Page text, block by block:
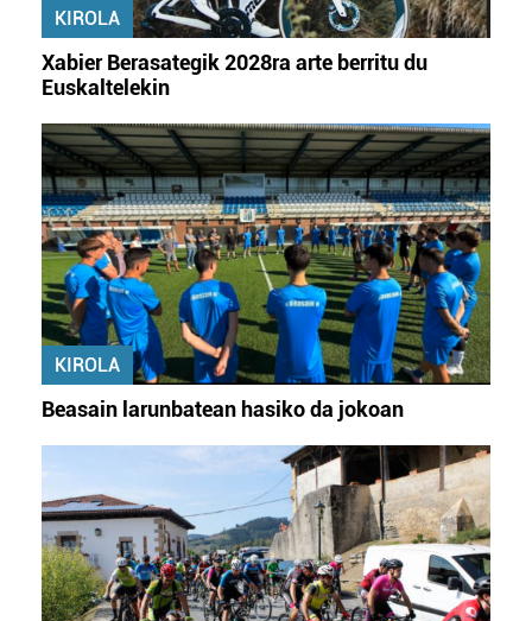
irakurri
KIROLA
Xabier Berasategik 2028ra arte berritu du
Euskaltelekin
KIROLA
Beasain larunbatean hasiko da jokoan